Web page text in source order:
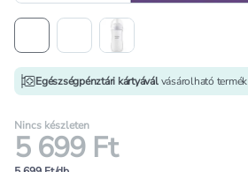
Egészségpénztári kártyáválvásárolható termék
Nincs készleten
5 699 Ft